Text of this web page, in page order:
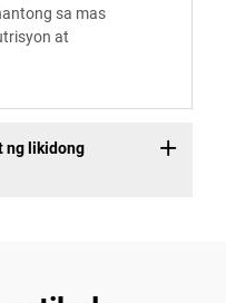
sa mas
at
ng likidong